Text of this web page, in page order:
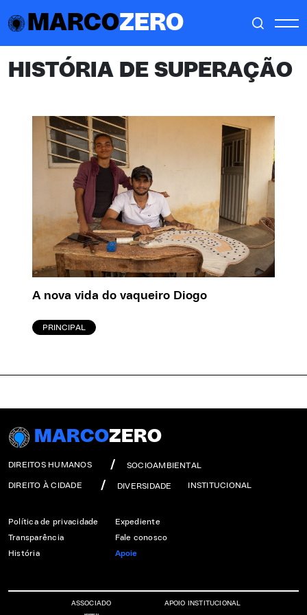
MARCOZERO
HISTÓRIA DE SUPERAÇÃO
A nova vida do vaqueiro Diogo
PRINCIPAL
MARCOZERO
DIREITOS HUMANOS SOCIOAMBIENTAL
DIREITO À CIDADE DIVERSIDADE INSTITUCIONAL
Política de privacidade
Transparência
História
Expediente
Fale conosco
Apoie
ASSOCIADO APOIO INSTITUCIONAL